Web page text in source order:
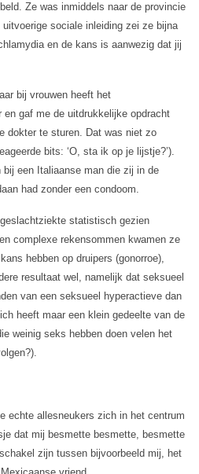
Ze was inmiddels naar de provincie
sociale inleiding zei ze bijna
en de kans is aanwezig dat jij
bij vrouwen heeft het
gaf me de uitdrukkelijke opdracht
dokter te sturen. Dat was niet zo
bits: ‘O, sta ik op je lijstje?’).
een Italiaanse man die zij in de
had zonder een condoom.
statistisch gezien
complexe rekensommen kwamen ze
hebben op druipers (gonorroe),
resultaat wel, namelijk dat seksueel
van een seksueel hyperactieve dan
heeft maar een klein gedeelte van de
weinig seks hebben doen velen het
echte allesneukers zich in het centrum
dat mij besmette besmette, besmette
zijn tussen bijvoorbeeld mij, het